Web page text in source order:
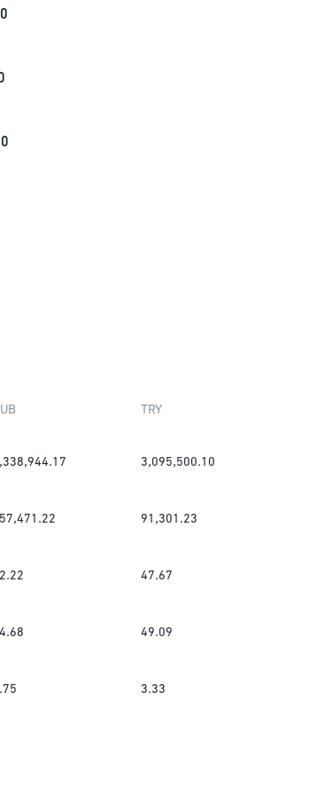
0
0
TRY
3,095,500.10
91,301.23
47.67
49.09
3.33